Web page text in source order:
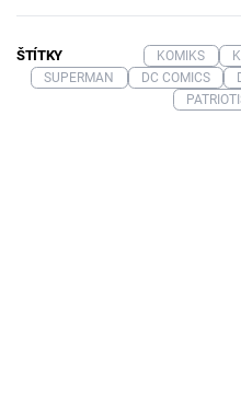
ŠTÍTKY KOMIKS
SUPERMAN
DC COMICS